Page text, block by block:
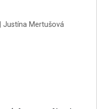
Justína Mertušová